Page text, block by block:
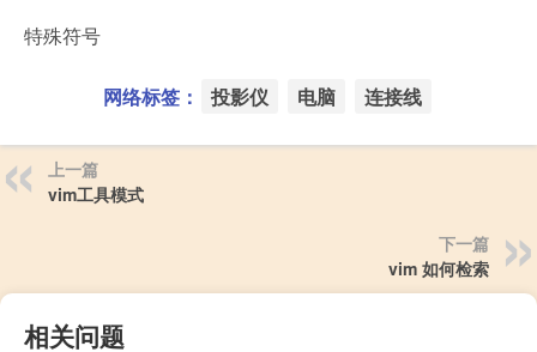
特殊符号
网络标签： 投影仪 电脑 连接线
上一篇
vim工具模式
下一篇
vim 如何检索
相关问题